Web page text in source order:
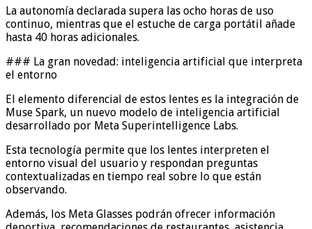
La autonomía declarada supera las ocho horas de uso
continuo, mientras que el estuche de carga portátil añade
hasta 40 horas adicionales.
### La gran novedad: inteligencia artificial que interpreta
el entorno
El elemento diferencial de estos lentes es la integración de
Muse Spark, un nuevo modelo de inteligencia artificial
desarrollado por Meta Superintelligence Labs.
Esta tecnología permite que los lentes interpreten el
entorno visual del usuario y respondan preguntas
contextualizadas en tiempo real sobre lo que están
observando.
Además, los Meta Glasses podrán ofrecer información